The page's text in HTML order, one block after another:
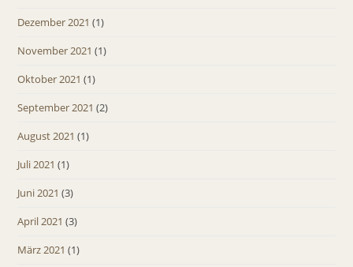
Dezember 2021 (1)
November 2021 (1)
Oktober 2021 (1)
September 2021 (2)
August 2021 (1)
Juli 2021 (1)
Juni 2021 (3)
April 2021 (3)
März 2021 (1)